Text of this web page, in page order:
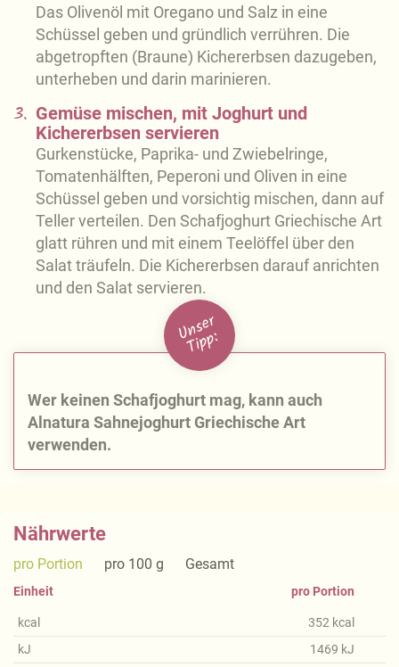
Das Olivenöl mit Oregano und Salz in eine
Schüssel geben und gründlich verrühren. Die
abgetropften (Braune) Kichererbsen dazugeben,
unterheben und darin marinieren.
3. Gemüse mischen, mit Joghurt und
Kichererbsen servieren
Gurkenstücke, Paprika- und Zwiebelringe,
Tomatenhälften, Peperoni und Oliven in eine
Schüssel geben und vorsichtig mischen, dann auf
Teller verteilen. Den Schafjoghurt Griechische Art
glatt rühren und mit einem Teelöffel über den
Salat träufeln. Die Kichererbsen darauf anrichten
und den Salat servieren.
U
n
s
e
r
Ti
p
p:
Wer keinen Schafjoghurt mag, kann auch
Alnatura Sahnejoghurt Griechische Art
verwenden.
Nährwerte
pro Portion pro 100 g Gesamt
Einheit
kcal
kJ
pro Portion
352 kcal
1469 kJ